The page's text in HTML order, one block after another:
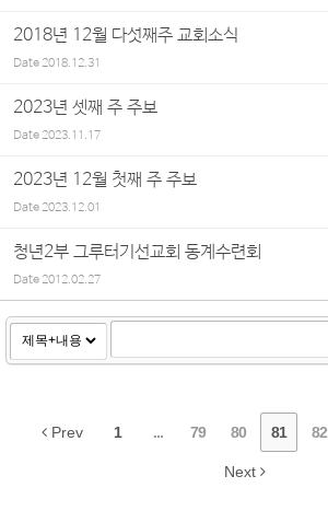
2018년 12월 다섯째주 교회소식
Date2018.12.31
2023년 셋째 주 주보
Date2023.11.17
2023년 12월 첫째 주 주보
Date2023.12.01
청년2부 그루터기선교회 동계수련회
Date2012.02.27
Prev 1 ... 79 80 81 82
Next